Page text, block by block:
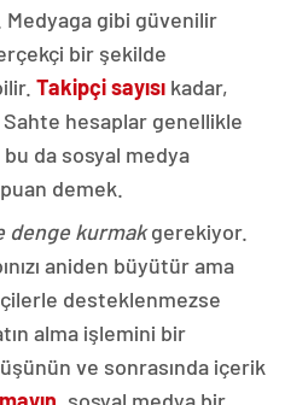
gibi güvenilir
bir şekilde
Takipçi sayısı kadar,
hesaplar genellikle
da sosyal medya
demek.
denge kurmakgerekiyor.
aniden büyütür ama
desteklenmezse
alma işlemini bir
ve sonrasında içerik